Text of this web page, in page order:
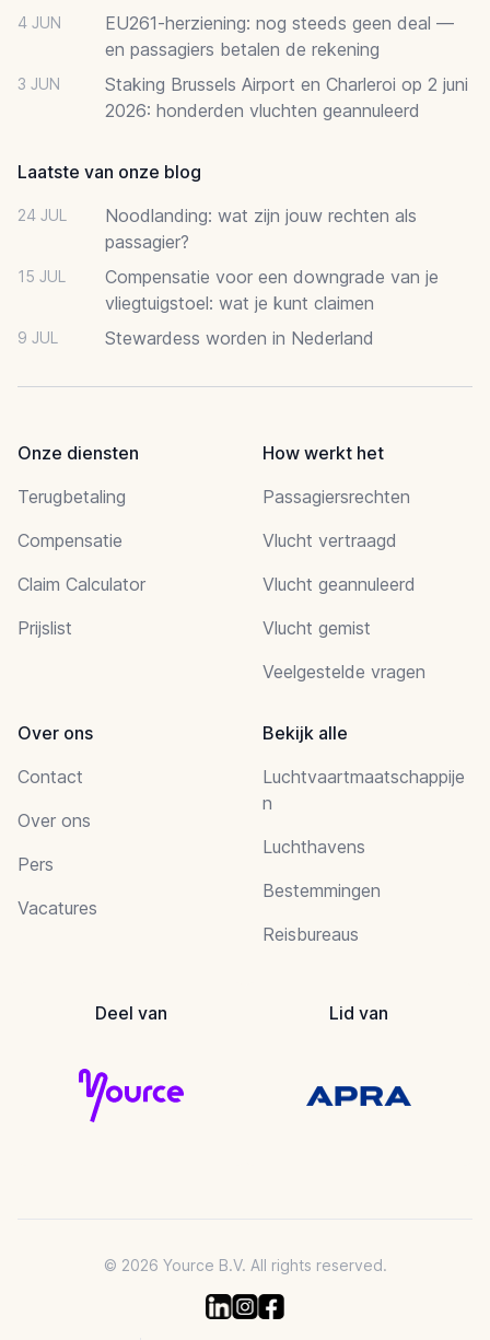
4 JUN
EU261-herziening: nog steeds geen deal —
en passagiers betalen de rekening
3 JUN
Staking Brussels Airport en Charleroi op 2 juni
2026: honderden vluchten geannuleerd
Laatste van onze blog
24 JUL
Noodlanding: wat zijn jouw rechten als
passagier?
15 JUL
Compensatie voor een downgrade van je
vliegtuigstoel: wat je kunt claimen
9 JUL Stewardess worden in Nederland
Onze diensten
Terugbetaling
Compensatie
Claim Calculator
Prijslist
How werkt het
Passagiersrechten
Vlucht vertraagd
Vlucht geannuleerd
Vlucht gemist
Veelgestelde vragen
Over ons
Contact
Over ons
Pers
Vacatures
Bekijk alle
Luchtvaartmaatschappije
n
Luchthavens
Bestemmingen
Reisbureaus
Deel van Lid van
© 2026 Yource B.V. All rights reserved.